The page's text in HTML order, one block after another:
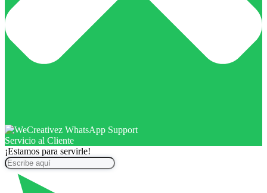
Servicio al Cliente
¡Estamos para servirle!